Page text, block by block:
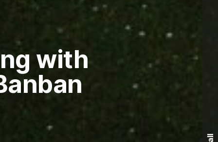
with